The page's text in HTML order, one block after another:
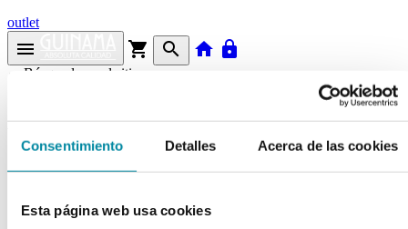
Consentimiento Detalles Acerca de las cookies
Esta página web usa cookies
outlet
menu shopping_cart search home lock
Búsqueda en el sitio
Actualmente se encuentra en:
Inicio >>
GELIFICANTE CARBOPOL U10
arrow_backFicha de producto